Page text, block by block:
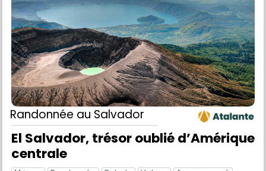
Randonnée au Salvador
El Salvador, trésor oublié d’Amérique
centrale